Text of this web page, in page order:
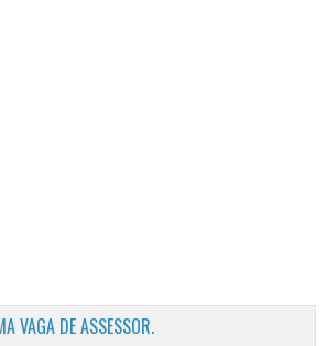
VAGA DE ASSESSOR.